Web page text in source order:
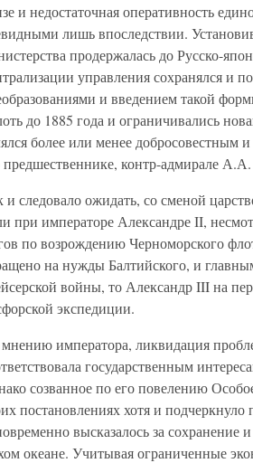
и недостаточная оперативность
лишь впоследствии.
продержалась до Русско-
управления сохранялся и
и введением такой
до 1885 года и ограничивались
более или менее
предшественнике, контр-адмирале
и следовало ожидать, со сменой
при императоре Александре II,
по возрождению Черноморского
на нужды Балтийского, и
войны, то Александр III на
экспедиции.
императора, ликвидация
государственным
созванное по его повелению
постановлениях хотя и
высказалось за сохранение
океане. Учитывая ограниченные